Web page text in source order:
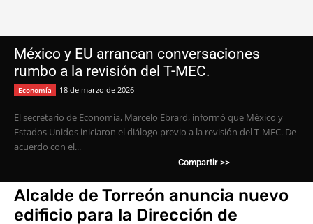
México y EU arrancan conversaciones
rumbo a la revisión del T-MEC.
Economía 18 de marzo de 2026
El secretario de Economía, Marcelo Ebrard, informó que México y
Estados Unidos iniciaron el diálogo previo a la revisión del T-MEC. De
acuerdo con el...
Compartir >>